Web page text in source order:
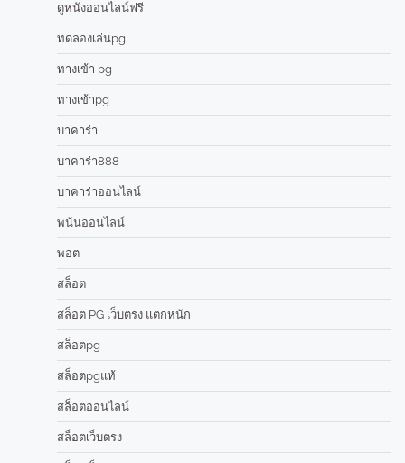
ดูหนังออนไลน์ฟรี
ทดลองเล่นpg
ทางเข้า pg
ทางเข้าpg
บาคาร่า
บาคาร่า888
บาคาร่าออนไลน์
พนันออนไลน์
พอต
สล็อต
สล็อต PG เว็บตรง แตกหนัก
สล็อตpg
สล็อตpgแท้
สล็อตออนไลน์
สล็อตเว็บตรง